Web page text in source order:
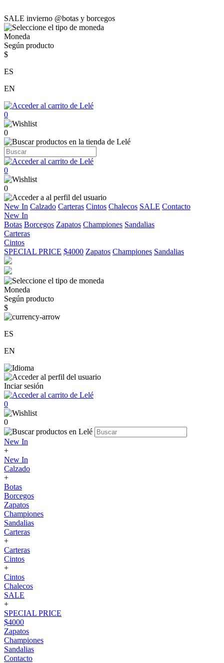
SALE invierno @botas y borcegos
Moneda
Según producto
$
ES
EN
0
0
0
0
New In Calzado Carteras Cintos Chalecos SALE Contacto
New In
Botas Borcegos Zapatos Championes Sandalias
Carteras
Cintos
SPECIAL PRICE $4000 Zapatos Championes Sandalias
Moneda
Según producto
$
ES
EN
Inciar sesión
0
0
New In
+
New In
Calzado
+
Botas
Borcegos
Zapatos
Championes
Sandalias
Carteras
+
Carteras
Cintos
+
Cintos
Chalecos
SALE
+
SPECIAL PRICE
$4000
Zapatos
Championes
Sandalias
Contacto